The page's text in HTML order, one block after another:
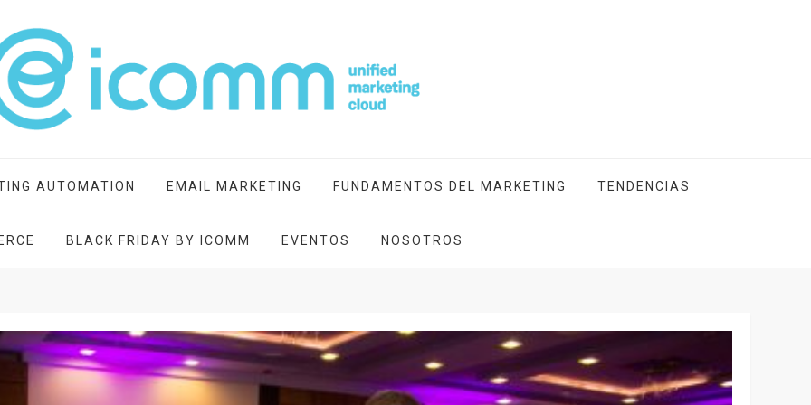
AUTOMATION EMAIL MARKETING FUNDAMENTOS DEL MARKETING TENDENCIAS
BLACK FRIDAY BY ICOMM EVENTOS NOSOTROS